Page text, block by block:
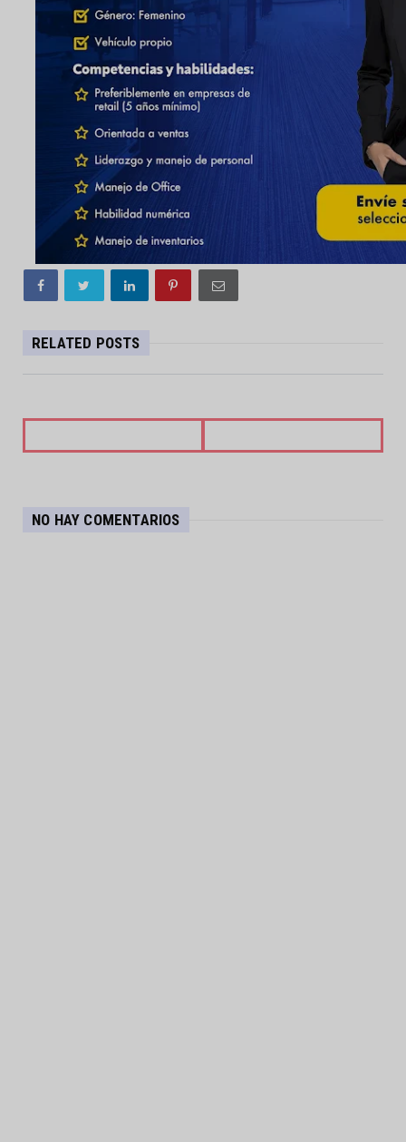
RELATED POSTS
NO HAY COMENTARIOS